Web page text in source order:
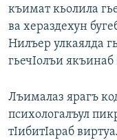
къимат кьолила
ва хераздехун
Нилъер улкаялда
гьечIолъи
Лъималаз ярагъ
психологалъул
тIибитIараб